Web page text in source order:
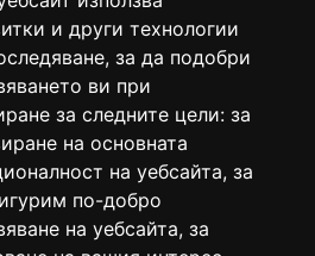
и други технологии
за да подобри
ви при
за следните цели: за
на основната
на уебсайта, за
по-добро
на уебсайта, за